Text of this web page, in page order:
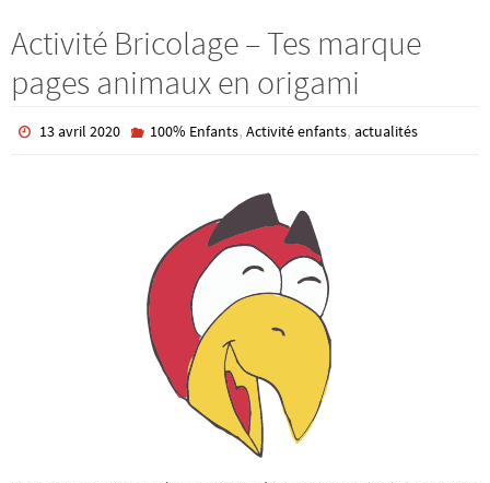
Activité Bricolage – Tes marque
pages animaux en origami
13 avril 2020 100% Enfants, Activité enfants, actualités